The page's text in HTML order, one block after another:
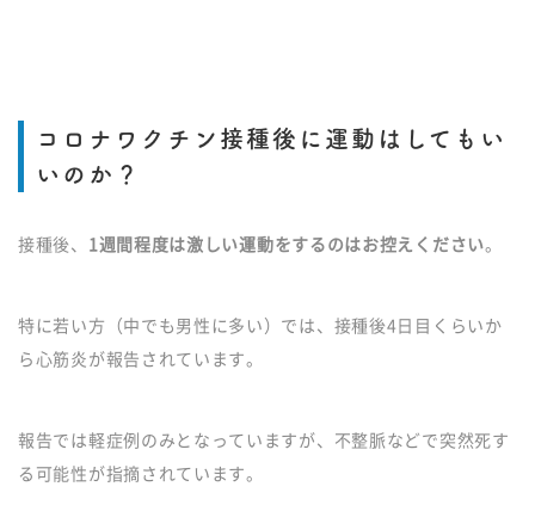
コロナワクチン接種後に運動はしてもい
いのか？
接種後、 1週間程度は激しい運動をするのはお控えください。
特に若い方（中でも男性に多い）では、接種後4日目くらいか
ら心筋炎が報告されています。
報告では軽症例のみとなっていますが、不整脈などで突然死す
る可能性が指摘されています。